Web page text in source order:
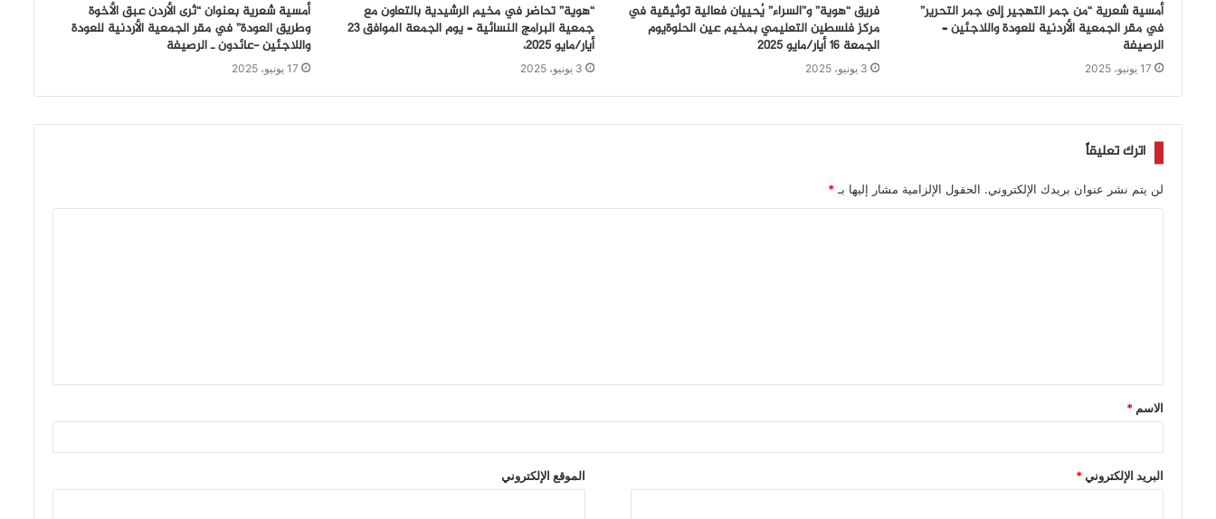
أمسية شعرية “من جمر التهجير إلى جمر التحرير”
في مقر الجمعية الأردنية للعودة واللاجئين –
الرصيفة
17 يونيو، 2025
فريق “هوية” و”السراء” يُحييان فعالية توثيقية في
مركز فلسطين التعليمي بمخيم عين الحلوةيوم
الجمعة 16 أيار/مايو 2025
3 يونيو، 2025
“هوية” تحاضر في مخيم الرشيدية بالتعاون مع
جمعية البرامج النسائية – يوم الجمعة الموافق 23
أيار/مايو 2025،
3 يونيو، 2025
أمسية شعرية بعنوان “ثرى الأردن عبق الأخوة
وطريق العودة” في مقر الجمعية الأردنية للعودة
واللاجئين -عائدون ـ الرصيفة
17 يونيو، 2025
اترك تعليقاً
لن يتم نشر عنوان بريدك الإلكتروني. الحقول الإلزامية مشار إليها بـ*
الاسم *
البريد الإلكتروني* الموقع الإلكتروني